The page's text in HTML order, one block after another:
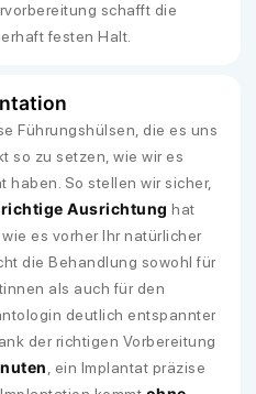
schafft die
festen Halt.
Führungshülsen, die es uns
so zu setzen, wie wir es
haben. So stellen wir sicher,
richtige Ausrichtung hat
es vorher Ihr natürlicher
die Behandlung sowohl für
als auch für den
deutlich entspannter
der richtigen Vorbereitung
, ein Implantat präzise